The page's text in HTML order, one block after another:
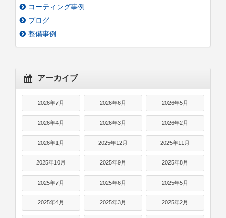
コーティング事例
ブログ
整備事例
アーカイブ
2026年7月 2026年6月 2026年5月
2026年4月 2026年3月 2026年2月
2026年1月 2025年12月 2025年11月
2025年10月 2025年9月 2025年8月
2025年7月 2025年6月 2025年5月
2025年4月 2025年3月 2025年2月